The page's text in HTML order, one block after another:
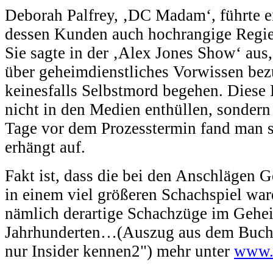
Deborah Palfrey, ‚DC Madam‘, führte
dessen Kunden auch hochrangige
Sie sagte in der ‚Alex Jones Show‘
über geheimdienstliches Vorwissen
keinesfalls Selbstmord begehen.
nicht in den Medien enthüllen,
Tage vor dem Prozesstermin fand
erhängt auf.
Fakt ist, dass die bei den Anschlägen
in einem viel größeren Schachspiel
nämlich derartige Schachzüge im
Jahrhunderten…(Auszug aus dem
nur Insider kennen2") mehr unter